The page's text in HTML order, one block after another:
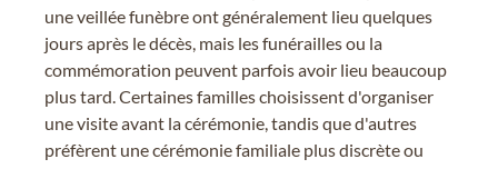
une veillée funèbre ont généralement lieu quelques
jours après le décès, mais les funérailles ou la
commémoration peuvent parfois avoir lieu beaucoup
plus tard. Certaines familles choisissent d'organiser
une visite avant la cérémonie, tandis que d'autres
préfèrent une cérémonie familiale plus discrète ou